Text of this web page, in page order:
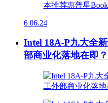
6 06.24
Intel 18A-P九大全
部商业化落地在即？